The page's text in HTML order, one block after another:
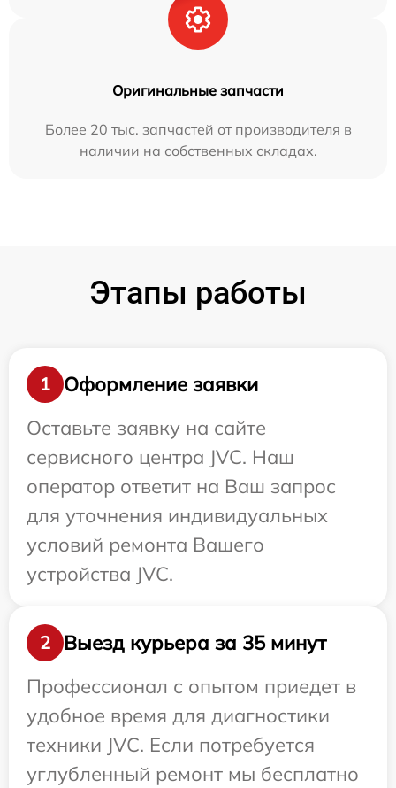
Оригинальные запчасти
Более 20 тыс. запчастей от производителя в
наличии на собственных складах.
Этапы работы
1
Оформление заявки
Оставьте заявку на сайте
сервисного центра JVC. Наш
оператор ответит на Ваш запрос
для уточнения индивидуальных
условий ремонта Вашего
устройства JVC.
2
Выезд курьера за 35 минут
Профессионал с опытом приедет в
удобное время для диагностики
техники JVC. Если потребуется
углубленный ремонт мы бесплатно